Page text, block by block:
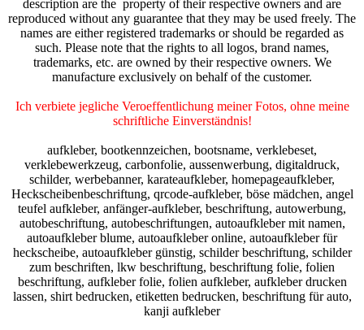
description are the property of their respective owners and are
reproduced without any guarantee that they may be used freely. The
names are either registered trademarks or should be regarded as
such. Please note that the rights to all logos, brand names,
trademarks, etc. are owned by their respective owners. We
manufacture exclusively on behalf of the customer.
Ich verbiete jegliche Veroeffentlichung meiner Fotos, ohne meine
schriftliche Einverständnis!
aufkleber, bootkennzeichen, bootsname, verklebeset,
verklebewerkzeug, carbonfolie, aussenwerbung, digitaldruck,
schilder, werbebanner, karateaufkleber, homepageaufkleber,
Heckscheibenbeschriftung, qrcode-aufkleber, böse mädchen, angel
teufel aufkleber, anfänger-aufkleber, beschriftung, autowerbung,
autobeschriftung, autobeschriftungen, autoaufkleber mit namen,
autoaufkleber blume, autoaufkleber online, autoaufkleber für
heckscheibe, autoaufkleber günstig, schilder beschriftung, schilder
zum beschriften, lkw beschriftung, beschriftung folie, folien
beschriftung, aufkleber folie, folien aufkleber, aufkleber drucken
lassen, shirt bedrucken, etiketten bedrucken, beschriftung für auto,
kanji aufkleber